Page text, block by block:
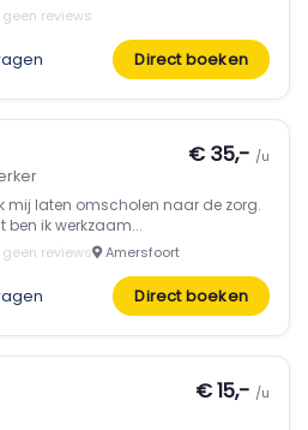
geen reviews
Direct boeken
€ 35,- /u
mij laten omscholen naar de zorg.
ben ik werkzaam...
geen reviews Amersfoort
Direct boeken
€ 15,- /u